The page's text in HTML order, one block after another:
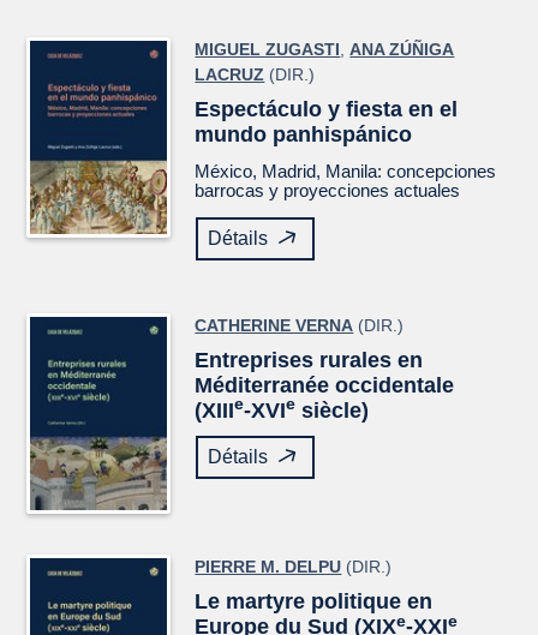
MIGUEL ZUGASTI ,ANA ZÚÑIGA
LACRUZ (DIR.)
Espectáculo y fiesta en el
mundo panhispánico
México, Madrid, Manila: concepciones
barrocas y proyecciones actuales
Détails
CATHERINE VERNA (DIR.)
Entreprises rurales en
Méditerranée occidentale
(XIIIe-XVIe siècle)
Détails
PIERRE M. DELPU (DIR.)
Le martyre politique en
Europe du Sud (XIXe-XXIe